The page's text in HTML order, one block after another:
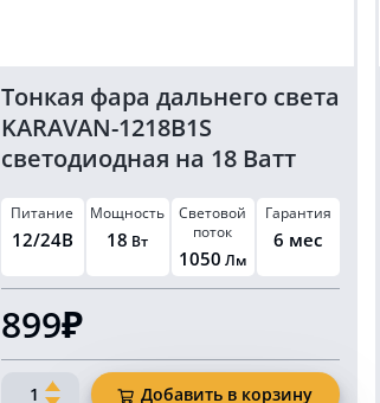
Тонкая фара дальнего света
KARAVAN-1218B1S
светодиодная на 18 Ватт
Питание
12/24В
Мощность
18 Вт
Световой
поток
1050 Лм
Гарантия
6 мес
899₽
Количество Добавить в корзину